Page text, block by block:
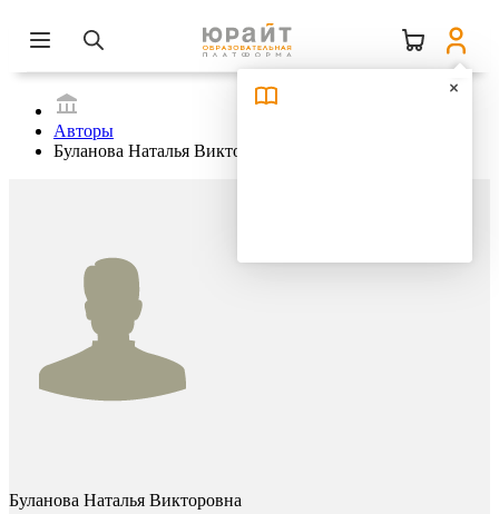
Авторы
Буланова Наталья Викторовна
Буланова Наталья Викторовна